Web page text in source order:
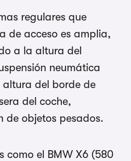
regulares que
de acceso es amplia,
a la altura del
neumática
del borde de
del coche,
objetos pesados.
como el BMW X6 (580